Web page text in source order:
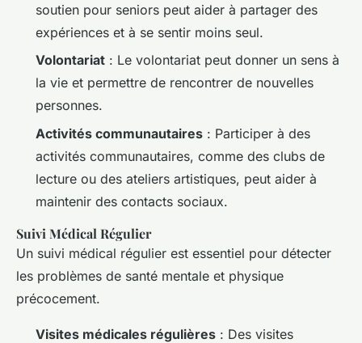
soutien pour seniors peut aider à partager des
expériences et à se sentir moins seul.
Volontariat : Le volontariat peut donner un sens à
la vie et permettre de rencontrer de nouvelles
personnes.
Activités communautaires : Participer à des
activités communautaires, comme des clubs de
lecture ou des ateliers artistiques, peut aider à
maintenir des contacts sociaux.
Suivi Médical Régulier
Un suivi médical régulier est essentiel pour détecter
les problèmes de santé mentale et physique
précocement.
Visites médicales régulières : Des visites